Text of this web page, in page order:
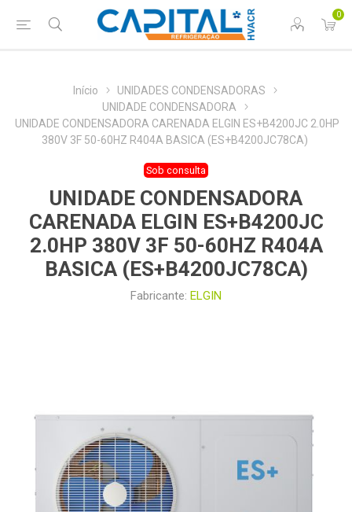
0
Início
UNIDADES CONDENSADORAS
UNIDADE CONDENSADORA
UNIDADE CONDENSADORA CARENADA ELGIN ES+B4200JC 2.0HP
380V 3F 50-60HZ R404A BASICA (ES+B4200JC78CA)
Sob consulta
UNIDADE CONDENSADORA
CARENADA ELGIN ES+B4200JC
2.0HP 380V 3F 50-60HZ R404A
BASICA (ES+B4200JC78CA)
Fabricante: ELGIN